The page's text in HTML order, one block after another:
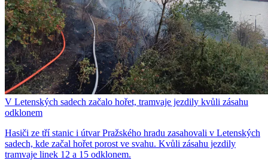
V Letenských sadech začalo hořet, tramvaje jezdily kvůli zásahu
odklonem
Hasiči ze tří stanic i útvar Pražského hradu zasahovali v Letenských
sadech, kde začal hořet porost ve svahu. Kvůli zásahu jezdily
tramvaje linek 12 a 15 odklonem.